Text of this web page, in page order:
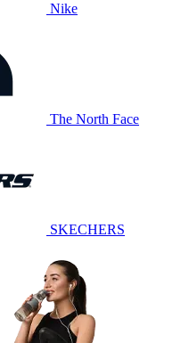
Nike
The North Face
SKECHERS